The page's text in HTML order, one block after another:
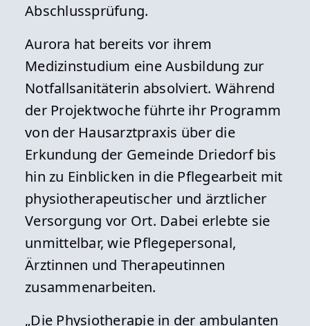
Abschlussprüfung.
Aurora hat bereits vor ihrem
Medizinstudium eine Ausbildung zur
Notfallsanitäterin absolviert. Während
der Projektwoche führte ihr Programm
von der Hausarztpraxis über die
Erkundung der Gemeinde Driedorf bis
hin zu Einblicken in die Pflegearbeit mit
physiotherapeutischer und ärztlicher
Versorgung vor Ort. Dabei erlebte sie
unmittelbar, wie Pflegepersonal,
Ärztinnen und Therapeutinnen
zusammenarbeiten.
„Die Physiotherapie in der ambulanten